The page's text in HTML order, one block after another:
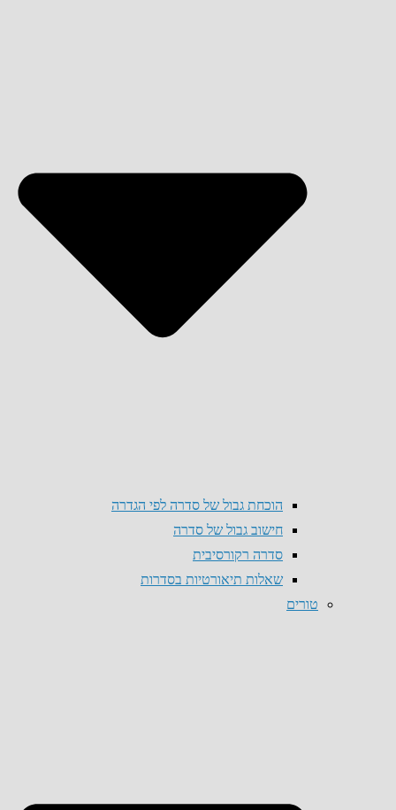
הוכחת גבול של סדרה לפי הגדרה
חישוב גבול של סדרה
סדרה רקורסיבית
שאלות תיאורטיות בסדרות
טורים